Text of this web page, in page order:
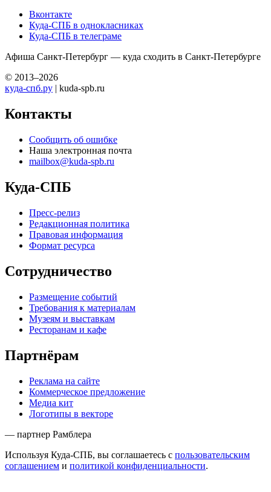
Вконтакте
Куда-СПБ в однокласниках
Куда-СПБ в телеграме
Афиша Санкт-Петербург — куда сходить в Санкт-Петербурге
© 2013–2026
куда-спб.ру | kuda-spb.ru
Контакты
Сообщить об ошибке
Наша электронная почта
mailbox@kuda-spb.ru
Куда-СПБ
Пресс-релиз
Редакционная политика
Правовая информация
Формат ресурса
Сотрудничество
Размещение событий
Требования к материалам
Музеям и выставкам
Ресторанам и кафе
Партнёрам
Реклама на сайте
Коммерческое предложение
Медиа кит
Логотипы в векторе
— партнер Рамблера
Используя Куда-СПБ, вы соглашаетесь с пользовательским
соглашением и политикой конфиденциальности.